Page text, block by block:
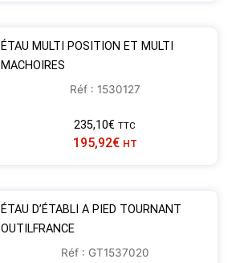
ÉTAU MULTI POSITION ET MULTI
MACHOIRES
Réf : 1530127
235,10€ TTC
195,92€ HT
ÉTAU D’ÉTABLI A PIED TOURNANT
OUTILFRANCE
Réf : GT1537020